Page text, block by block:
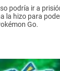
podría ir a
la hizo para
Go.